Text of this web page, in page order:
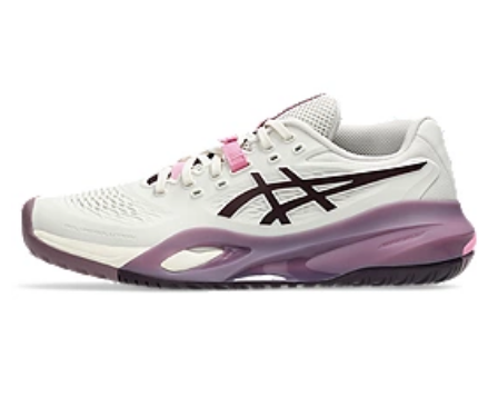
Forefoot GEL™ technology
Improves impact absorption and creates a softer feeling at
footstrike
Two-piece midsole design
Helps produce more stable landings
The sockliner is produced with the solution dyeing